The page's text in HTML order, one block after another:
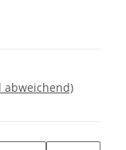
abweichend)